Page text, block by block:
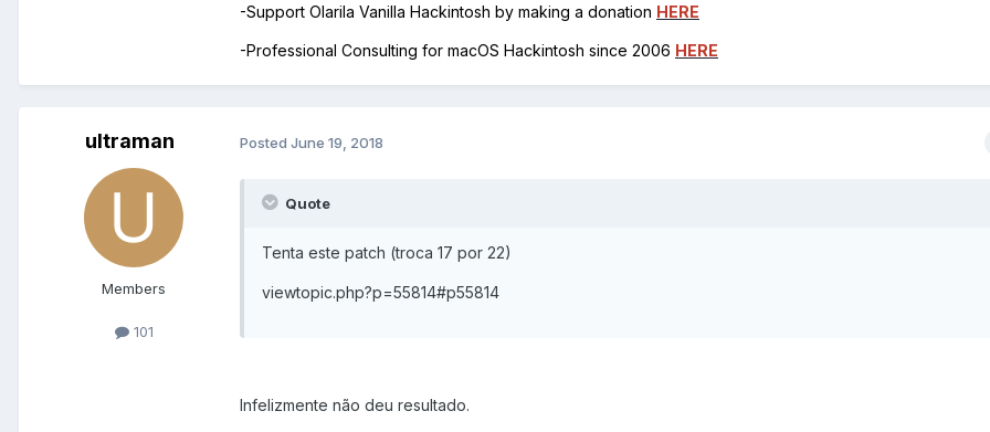
-Support Olarila Vanilla Hackintosh by making a donation HERE
-Professional Consulting for macOS Hackintosh since 2006 HERE
ultraman
Members
101
Posted June 19, 2018
Quote
Tenta este patch (troca 17 por 22)
viewtopic.php?p=55814#p55814
Infelizmente não deu resultado.